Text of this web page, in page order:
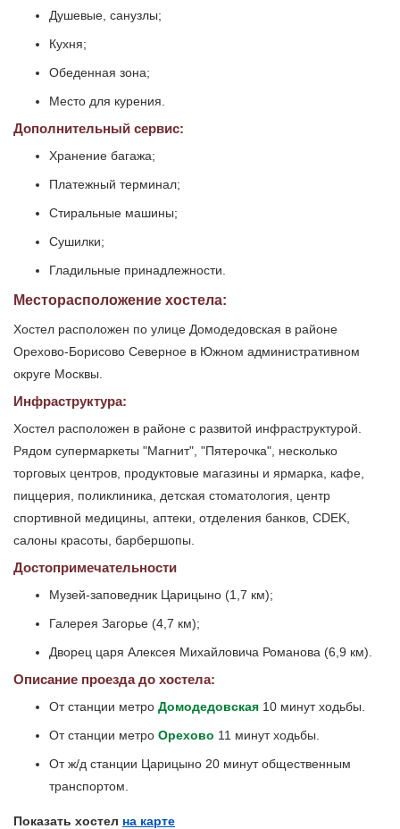
Душевые, санузлы;
Кухня;
Обеденная зона;
Место для курения.
Дополнительный сервис:
Хранение багажа;
Платежный терминал;
Стиральные машины;
Сушилки;
Гладильные принадлежности.
Месторасположение хостела:
Хостел расположен по улице Домодедовская в районе
Орехово-Борисово Северное в Южном административном
округе Москвы.
Инфраструктура:
Хостел расположен в районе с развитой инфраструктурой.
Рядом супермаркеты "Магнит", "Пятерочка", несколько
торговых центров, продуктовые магазины и ярмарка, кафе,
пиццерия, поликлиника, детская стоматология, центр
спортивной медицины, аптеки, отделения банков, CDEK,
салоны красоты, барбершопы.
Достопримечательности
Музей-заповедник Царицыно (1,7 км);
Галерея Загорье (4,7 км);
Дворец царя Алексея Михайловича Романова (6,9 км).
Описание проезда до хостела:
От станции метро Домодедовская 10 минут ходьбы.
От станции метро Орехово 11 минут ходьбы.
От ж/д станции Царицыно 20 минут общественным
транспортом.
Показать хостел на карте